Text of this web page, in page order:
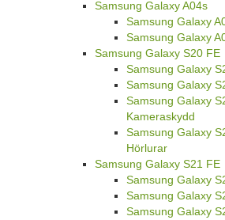
Samsung Galaxy A04s
Samsung Galaxy
Samsung Galaxy
Samsung Galaxy S20 FE
Samsung Galaxy
Samsung Galaxy
Samsung Galaxy
Kameraskydd
Samsung Galaxy
Hörlurar
Samsung Galaxy S21 FE
Samsung Galaxy
Samsung Galaxy
Samsung Galaxy